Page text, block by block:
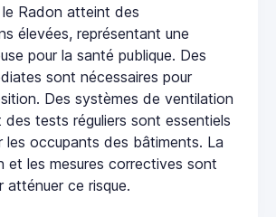
le Radon atteint des
élevées, représentant une
pour la santé publique. Des
sont nécessaires pour
Des systèmes de ventilation
des tests réguliers sont essentiels
les occupants des bâtiments. La
et les mesures correctives sont
atténuer ce risque.